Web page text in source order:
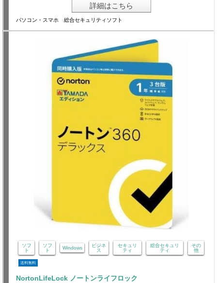
詳細はこちら
パソコン・スマホ 総合セキュリティソフト
ソフ
ト
ソフ
ト
Windows
ビジネ
ス
セキュリ
ティ
総合セキュリ
ティ
その
他
送料無料
NortonLifeLock ノートンライフロック